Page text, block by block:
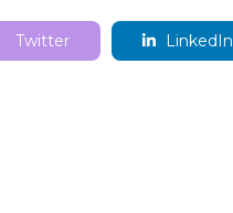
Twitter LinkedIn